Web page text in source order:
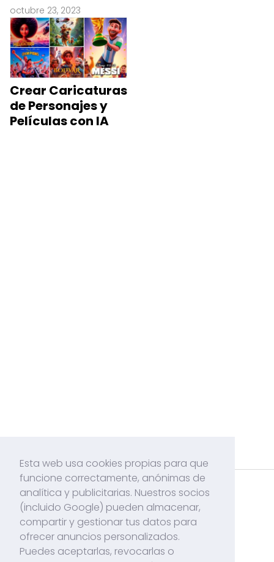
octubre 23, 2023
Crear Caricaturas
de Personajes y
Películas con IA
Acerca de mí
Contacto
Políticas de Cookies
Esta web usa cookies propias para que
funcione correctamente, anónimas de
analítica y publicitarias. Nuestros socios
(incluido Google) pueden almacenar,
compartir y gestionar tus datos para
ofrecer anuncios personalizados.
Puedes aceptarlas, revocarlas o